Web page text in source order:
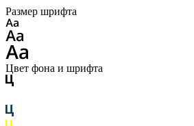
Размер шрифта
Цвет фона и шрифта